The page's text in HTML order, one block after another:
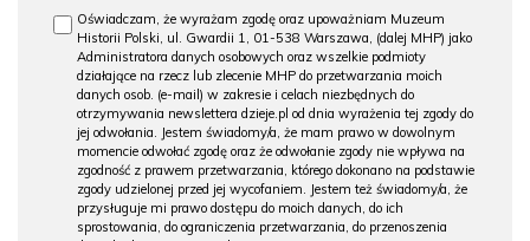
Oświadczam, że wyrażam zgodę oraz upoważniam Muzeum
Historii Polski, ul. Gwardii 1, 01-538 Warszawa, (dalej MHP) jako
Administratora danych osobowych oraz wszelkie podmioty
działające na rzecz lub zlecenie MHP do przetwarzania moich
danych osob. (e-mail) w zakresie i celach niezbędnych do
otrzymywania newslettera dzieje.pl od dnia wyrażenia tej zgody do
jej odwołania. Jestem świadomy/a, że mam prawo w dowolnym
momencie odwołać zgodę oraz że odwołanie zgody nie wpływa na
zgodność z prawem przetwarzania, którego dokonano na podstawie
zgody udzielonej przed jej wycofaniem. Jestem też świadomy/a, że
przysługuje mi prawo dostępu do moich danych, do ich
sprostowania, do ograniczenia przetwarzania, do przenoszenia